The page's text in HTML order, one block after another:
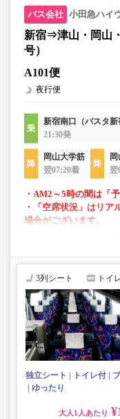
小田急ハイ
新宿⇒津山・岡山
号）
A101便
夜行便
新宿南口（バスタ新
21:30発
岡山大学筋
翌07:20着
翌
・AM2～5時の間は「
・「空席状況」はリア
場合がございます。
す。
・3列シートでゆった
・座席にUSB設備あ
・座席にコンセント
・車内は常時換気し
3列シート トイ
独立シート トイレ付
ゆったり
大人